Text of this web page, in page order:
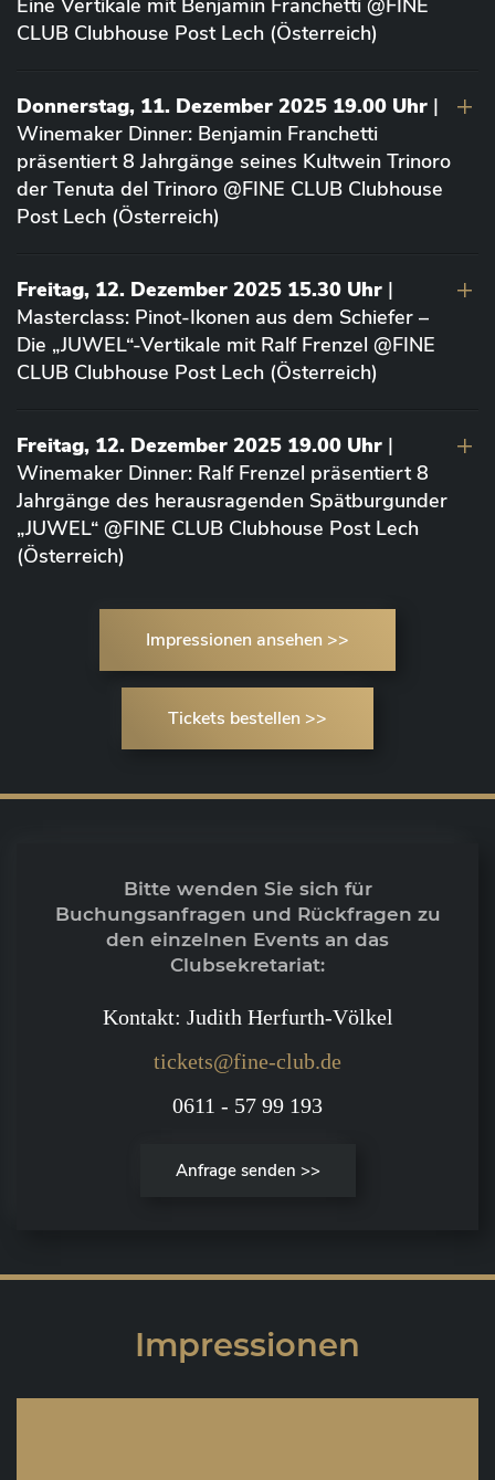
Eine Vertikale mit Benjamin Franchetti @FINE
CLUB Clubhouse Post Lech (Österreich)
Donnerstag, 11. Dezember 2025 19.00 Uhr |
Winemaker Dinner: Benjamin Franchetti
präsentiert 8 Jahrgänge seines Kultwein Trinoro
der Tenuta del Trinoro @FINE CLUB Clubhouse
Post Lech (Österreich)
Freitag, 12. Dezember 2025 15.30 Uhr |
Masterclass: Pinot-Ikonen aus dem Schiefer –
Die „JUWEL“-Vertikale mit Ralf Frenzel @FINE
CLUB Clubhouse Post Lech (Österreich)
Freitag, 12. Dezember 2025 19.00 Uhr |
Winemaker Dinner: Ralf Frenzel präsentiert 8
Jahrgänge des herausragenden Spätburgunder
„JUWEL“ @FINE CLUB Clubhouse Post Lech
(Österreich)
Impressionen ansehen >>
Tickets bestellen >>
Bitte wenden Sie sich für
Buchungsanfragen und Rückfragen zu
den einzelnen Events an das
Clubsekretariat:
Kontakt: Judith Herfurth-Völkel
tickets@fine-club.de
0611 - 57 99 193
Anfrage senden >>
Impressionen